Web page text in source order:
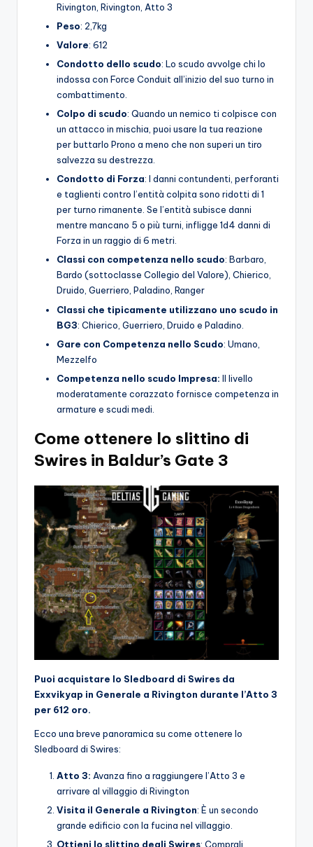
Rivington, Rivington, Atto 3
Peso: 2,7kg
Valore: 612
Condotto dello scudo: Lo scudo avvolge chi lo
indossa con Force Conduit all’inizio del suo turno in
combattimento.
Colpo di scudo: Quando un nemico ti colpisce con
un attacco in mischia, puoi usare la tua reazione
per buttarlo Prono a meno che non superi un tiro
salvezza su destrezza.
Condotto di Forza: I danni contundenti, perforanti
e taglienti contro l’entità colpita sono ridotti di 1
per turno rimanente. Se l’entità subisce danni
mentre mancano 5 o più turni, infligge 1d4 danni di
Forza in un raggio di 6 metri.
Classi con competenza nello scudo: Barbaro,
Bardo (sottoclasse Collegio del Valore), Chierico,
Druido, Guerriero, Paladino, Ranger
Classi che tipicamente utilizzano uno scudo in
BG3: Chierico, Guerriero, Druido e Paladino.
Gare con Competenza nello Scudo: Umano,
Mezzelfo
Competenza nello scudo Impresa: Il livello
moderatamente corazzato fornisce competenza in
armature e scudi medi.
Come ottenere lo slittino di
Swires in Baldur’s Gate 3
Puoi acquistare lo Sledboard di Swires da
Exxvikyap in Generale a Rivington durante l’Atto 3
per 612 oro.
Ecco una breve panoramica su come ottenere lo
Sledboard di Swires:
Atto 3: Avanza fino a raggiungere l’Atto 3 e
arrivare al villaggio di Rivington
Visita il Generale a Rivington: È un secondo
grande edificio con la fucina nel villaggio.
Ottieni lo slittino degli Swires: Comprali